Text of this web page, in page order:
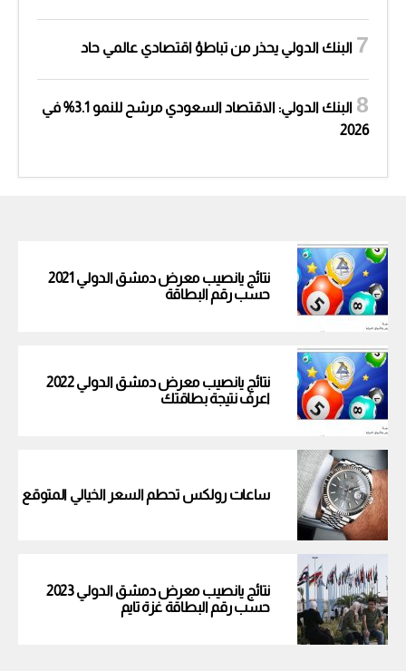
البنك الدولي يحذر من تباطؤ اقتصادي عالمي حاد
البنك الدولي: الاقتصاد السعودي مرشح للنمو 3.1% في
2026
نتائج يانصيب معرض دمشق الدولي 2021
حسب رقم البطاقة
نتائج يانصيب معرض دمشق الدولي 2022
اعرف نتيجة بطاقتك
ساعات رولكس تحطم السعر الخيالي المتوقع
نتائج يانصيب معرض دمشق الدولي 2023
حسب رقم البطاقة غزة تايم